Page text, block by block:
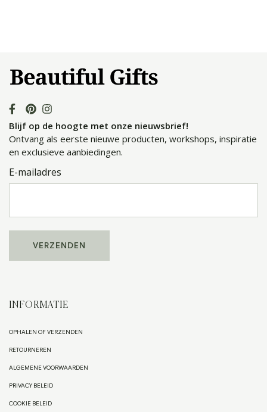
Blijf op de hoogte met onze nieuwsbrief!
Ontvang als eerste nieuwe producten, workshops, inspiratie
en exclusieve aanbiedingen.
E-mailadres
INFORMATIE
OPHALEN OF VERZENDEN
RETOURNEREN
ALGEMENE VOORWAARDEN
PRIVACY BELEID
COOKIE BELEID